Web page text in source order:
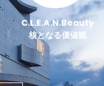
C.L.E.A.N.Beauty
核となる価値観